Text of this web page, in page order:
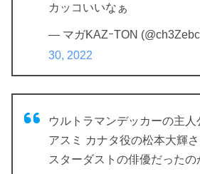
カッコいいなぁ
— マガKAZｰTON
30, 2022
ウルトラマンデッカーの主人
アスミ カナタ役の松本大輝
スターダストの俳優だったの